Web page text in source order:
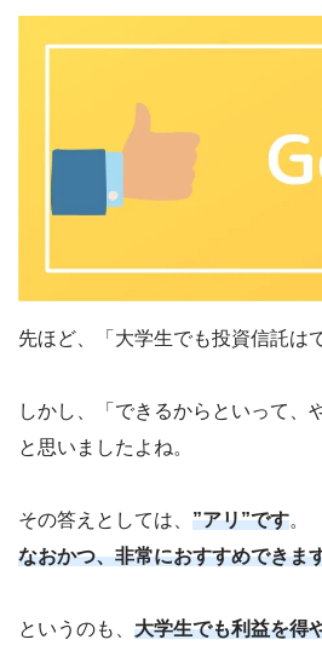
先ほど、「大学生でも投資信託は
しかし、「できるからといって、
と思いましたよね。
その答えとしては、 ”アリ”です。
なおかつ、非常におすすめできま
というのも、 大学生でも利益を得